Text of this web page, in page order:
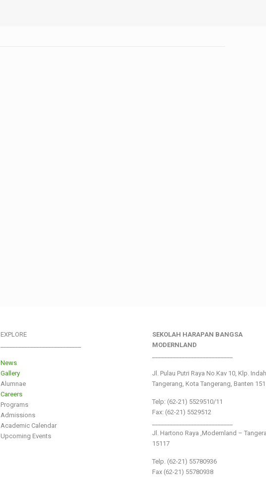
EXPLORE
News
Gallery
Alumnae
Careers
Programs
Admissions
Academic Calendar
Upcoming Events
SEKOLAH HARAPAN BANGSA
MODERNLAND
Jl. Pulau Putri Raya No.Kav 10, Klp.
Tangerang, Kota Tangerang, Banten
Telp: (62-21) 5529510/11
Fax: (62-21) 5529512
Jl. Hartono Raya ,Modernland –
15117
Telp. (62-21) 55780936
Fax (62-21) 55780938